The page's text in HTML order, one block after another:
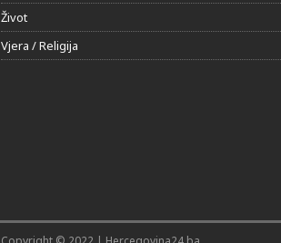
Život
Vjera / Religija